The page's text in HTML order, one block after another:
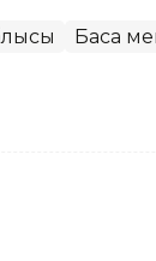
Басқа